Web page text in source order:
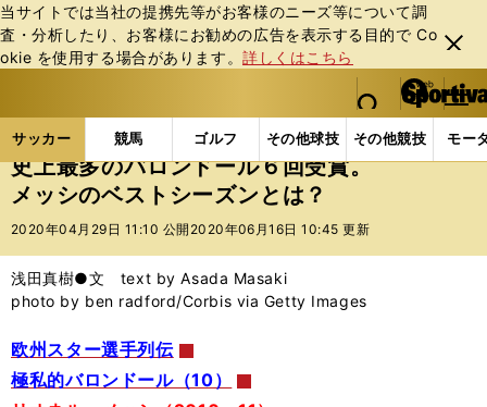
当サイトでは当社の提携先等がお客様のニーズ等について調
査・分析したり、お客様にお勧めの広告を表⽰する⽬的で Co
okie を使⽤する場合があります。詳しくはこちら
閉じ
る
web Sportiva (webスポルティーバ)
検索
マイペ
ー
ジ
メニュ
サッカー 競馬 ゴルフ その他球技 その他競技 モー
ス
ポ
ル
バ
サッカーの記事一覧 海外サッカー 海外サッカー
史上最多のバロンドール６回受賞。
メッシのベストシーズンとは？
2020年04月29日 11:10 公開 2020年06月16日 10:45 更新
浅田真樹●文 text by Asada Masaki
photo by ben radford/Corbis via Getty Images
欧州スター選手列伝
極私的バロンドール（10）